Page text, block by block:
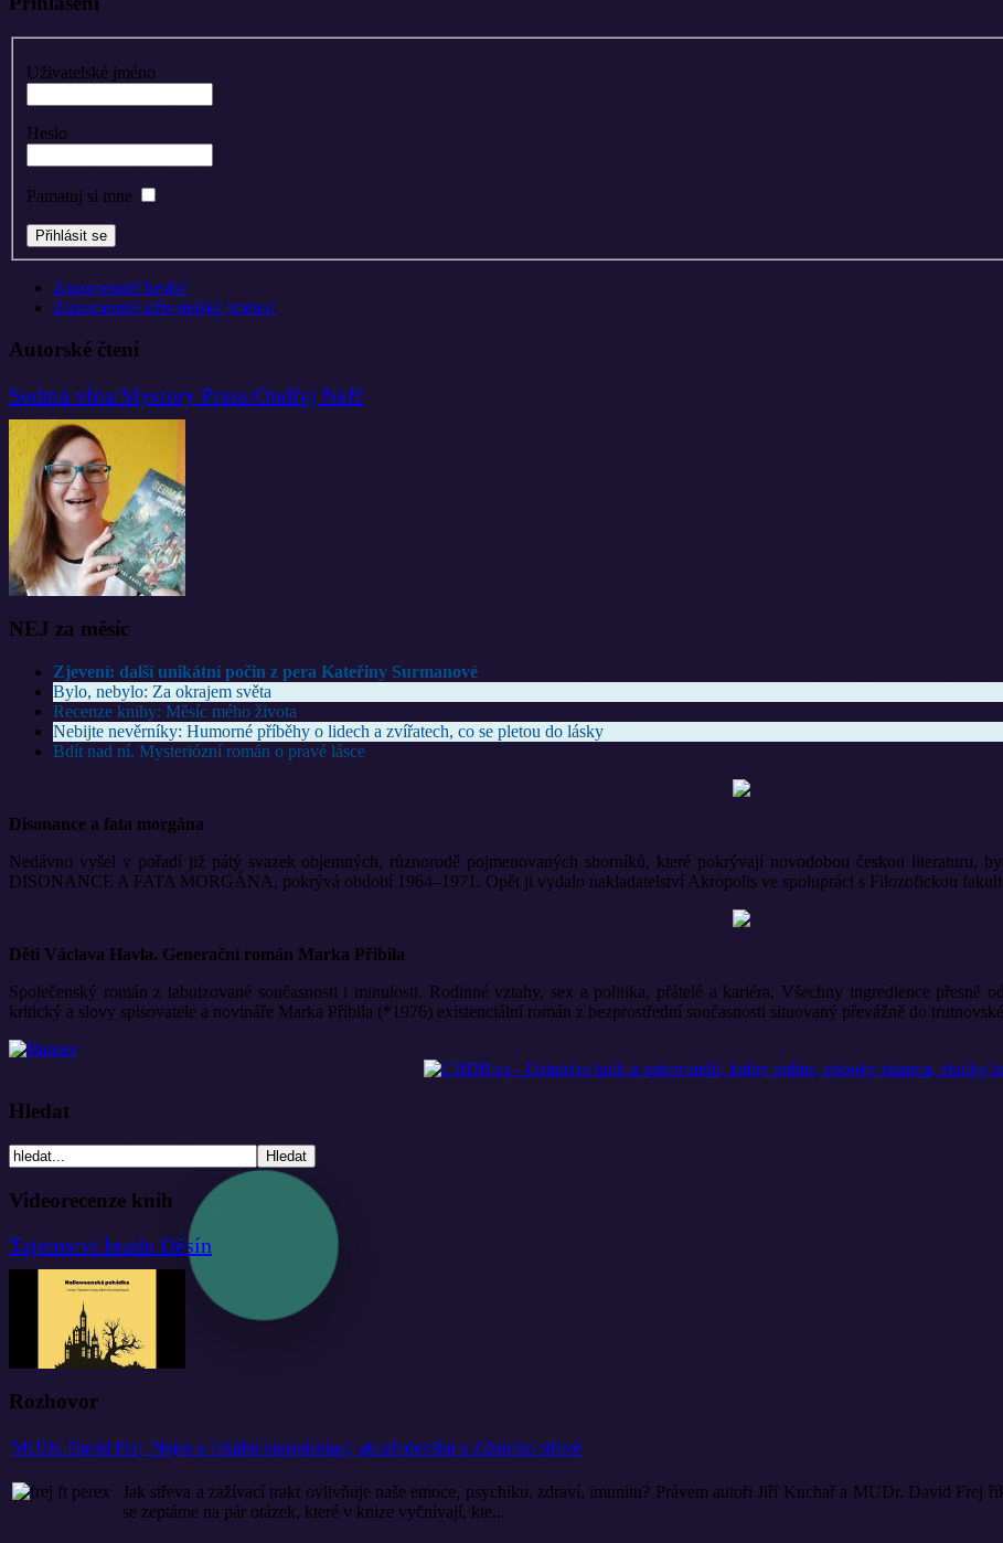
Uživatelské jméno
Heslo
Pamatuj si mne
Zapomenuté heslo?
Zapomenuté uživatelské jméno?
Autorské čtení
Sedmá vlna/Mystery Press/Ondřej Neff
NEJ za měsíc
Zjevení: další unikátní počin z pera Kateřiny Surmanové
Bylo, nebylo: Za okrajem světa
Recenze knihy: Měsíc mého života
Nebijte nevěrníky: Humorné příběhy o lidech a zvířatech, co se pletou do lásky
Bdít nad ní. Mysteriózní román o pravé lásce
Disonance a fata morgána
Nedávno vyšel v pořadí již pátý svazek objemných, různorodě pojmenovaných sborníků, které pokrývají novodobou českou literaturu,
DISONANCE A FATA MORGÁNA, pokrývá období 1964–1971. Opět ji vydalo nakladatelství Akropolis ve spolupráci s Filozofickou
Děti Václava Havla. Generační román Marka Přibila
Společenský román z tabuizované současnosti i minulosti. Rodinné vztahy, sex a politika, přátelé a kariéra. Všechny ingredience přesně
kritický a slovy spisovatele a novináře Marka Přibila (*1976) existenciální román z bezprostřední současnosti situovaný převážně do
Hledat
Videorecenze knih
Tajemství hradu Děsín
Rozhovor
MUDr. David Frej: Nejen o fekální transplantaci, ale především o Zdravém střevě
Jak střeva a zažívací trakt ovlivňuje naše emoce, psychiku, zdraví, imunitu? Právem autoři Jiří Kuchař a MUDr. David Frej
se zeptáme na pár otázek, které v knize vyčnívají, kte...